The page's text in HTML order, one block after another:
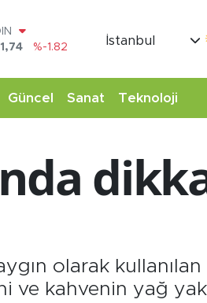
%0.02
%0.19
%0
İstanbul
Güncel Sanat Teknoloji
olarak kullanılan
ve kahvenin yağ